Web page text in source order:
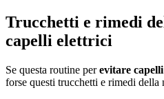
Trucchetti e rimedi
capelli elettrici
Se questa routine perevitare
forse questi trucchetti e rimedi